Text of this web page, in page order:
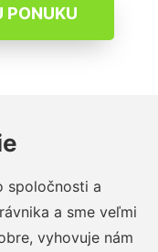
PONUKU
spoločnosti a
a sme veľmi
vyhovuje nám